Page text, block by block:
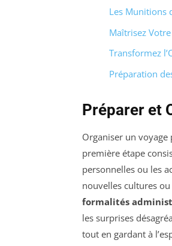
Les Munitions
Maîtrisez
Transformez
Préparation
Préparer et
Organiser un
première étape
personnelles ou les
nouvelles cultures
formalités
les surprises
tout en gardant à